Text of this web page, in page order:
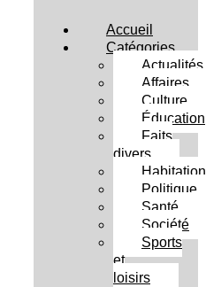
Accueil
Catégories
Actualités
Affaires
Culture
Éducation
Faits
divers
Habitation
Politique
Santé
Société
Sports
et
loisirs